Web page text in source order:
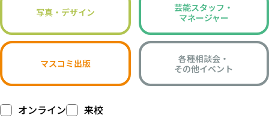
写真・デザイン
芸能スタッフ・
マネージャー
マスコミ出版
各種相談会・
その他イベント
オンライン 来校